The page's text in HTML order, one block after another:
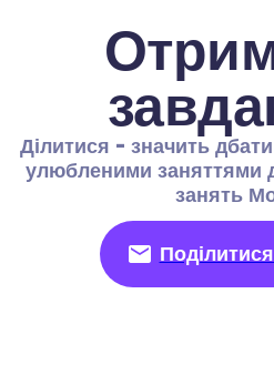
Ділитися - значить
улюбленими заняттями
занять